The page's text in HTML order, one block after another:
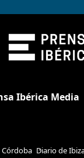
Ibérica Media
Córdoba Diario de